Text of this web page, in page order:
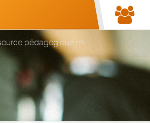
Produire une ressource pédagogique multimédia ! Et si nous parlions droits d'auteur !